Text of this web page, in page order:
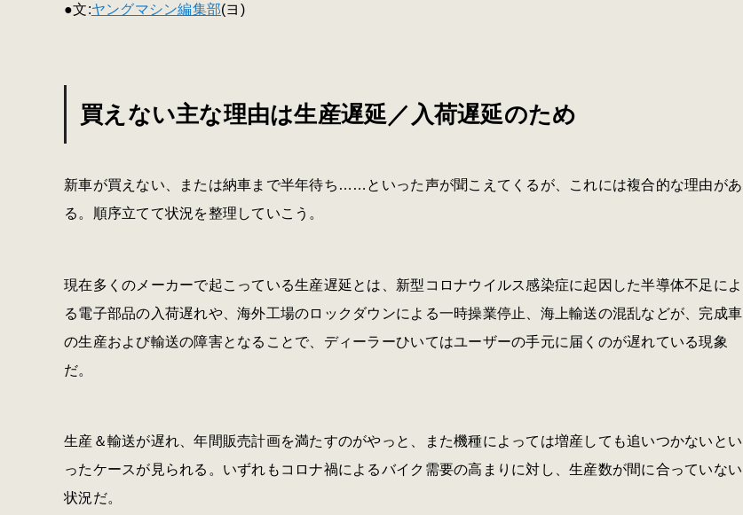
●文:ヤングマシン編集部(ヨ)
買えない主な理由は生産遅延／入荷遅延のため
新車が買えない、または納車まで半年待ち……といった声が聞こえてくるが、これには複合的な理由があ
る。順序立てて状況を整理していこう。
現在多くのメーカーで起こっている生産遅延とは、新型コロナウイルス感染症に起因した半導体不足によ
る電子部品の入荷遅れや、海外工場のロックダウンによる一時操業停止、海上輸送の混乱などが、完成車
の生産および輸送の障害となることで、ディーラーひいてはユーザーの手元に届くのが遅れている現象
だ。
生産＆輸送が遅れ、年間販売計画を満たすのがやっと、また機種によっては増産しても追いつかないとい
ったケースが見られる。いずれもコロナ禍によるバイク需要の高まりに対し、生産数が間に合っていない
状況だ。